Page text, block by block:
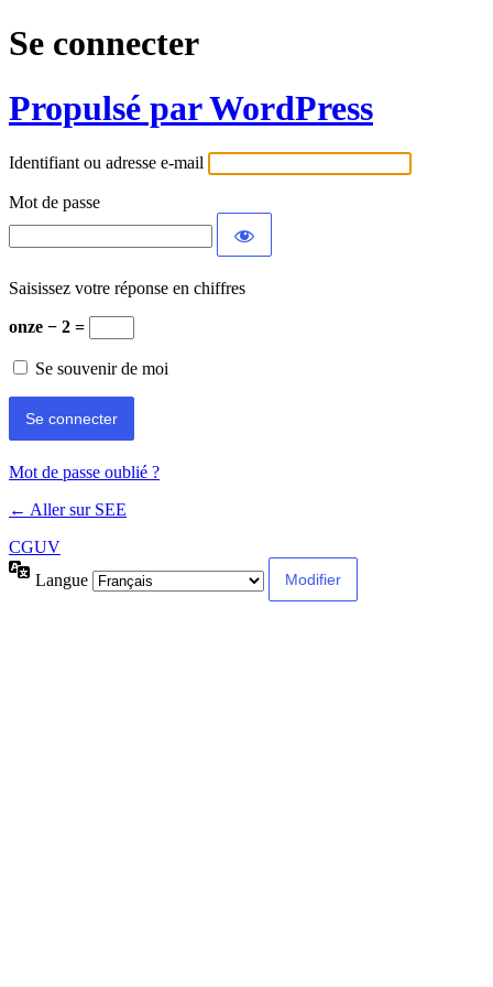
Se connecter
Propulsé par WordPress
Identifiant ou adresse e-mail
Mot de passe
Saisissez votre réponse en chiffres
onze − 2 =
Se souvenir de moi
Mot de passe oublié ?
← Aller sur SEE
CGUV
Langue